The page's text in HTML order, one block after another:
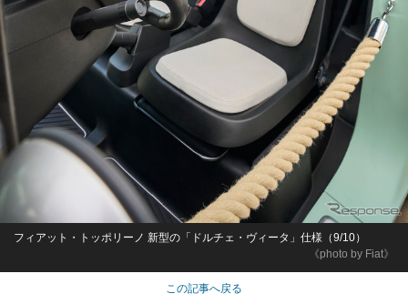
《photo by Fiat》
フィアット・トッポリーノ 新型の「ドルチェ・ヴィータ」仕様（9/10）
この記事へ戻る